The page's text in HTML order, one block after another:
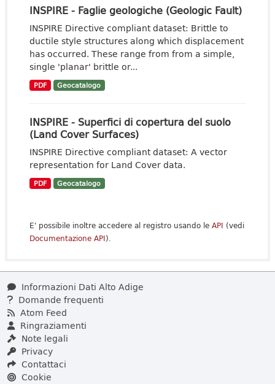
INSPIRE - Faglie geologiche (Geologic Fault)
INSPIRE Directive compliant dataset: Brittle to
ductile style structures along which displacement
has occurred. These range from from a simple,
single 'planar' brittle or...
PDF Geocatalogo
INSPIRE - Superfici di copertura del suolo
(Land Cover Surfaces)
INSPIRE Directive compliant dataset: A vector
representation for Land Cover data.
PDF Geocatalogo
E' possibile inoltre accedere al registro usando le API (vedi
Documentazione API).
Informazioni Dati Alto Adige
Domande frequenti
Atom Feed
Ringraziamenti
Note legali
Privacy
Contattaci
Cookie